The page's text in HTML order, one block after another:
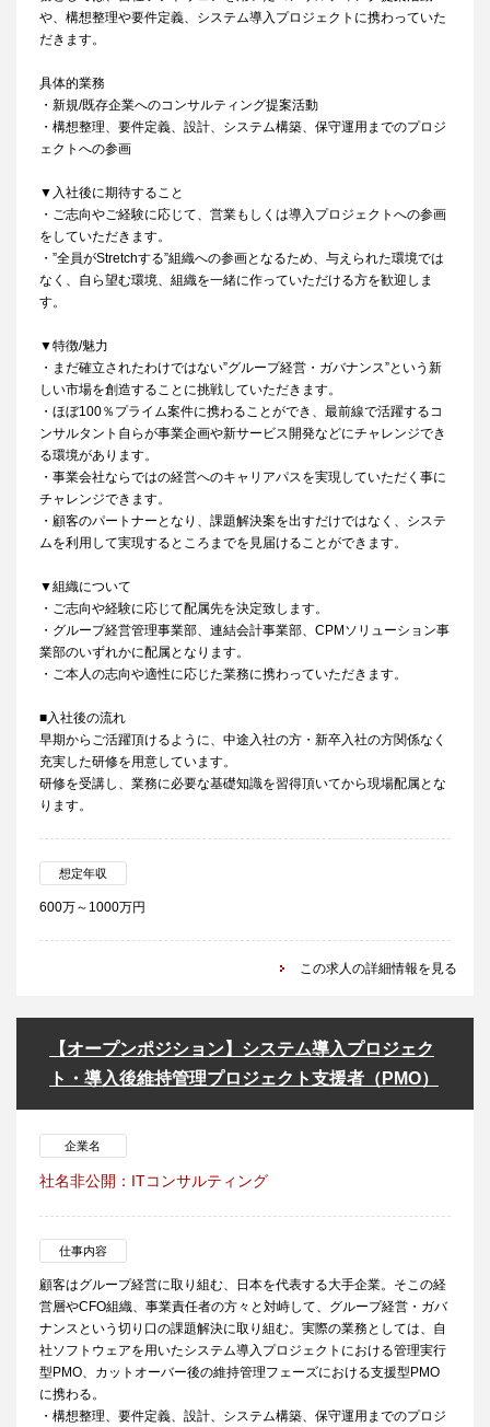
や、構想整理や要件定義、システム導入プロジェクトに携わっていた
だきます。
具体的業務
・新規/既存企業へのコンサルティング提案活動
・構想整理、要件定義、設計、システム構築、保守運用までのプロジ
ェクトへの参画
▼入社後に期待すること
・ご志向やご経験に応じて、営業もしくは導入プロジェクトへの参画
をしていただきます。
・”全員がStretchする”組織への参画となるため、与えられた環境では
なく、自ら望む環境、組織を一緒に作っていただける方を歓迎しま
す。
▼特徴/魅力
・まだ確立されたわけではない”グループ経営・ガバナンス”という新
しい市場を創造することに挑戦していただきます。
・ほぼ100％プライム案件に携わることができ、最前線で活躍するコ
ンサルタント自らが事業企画や新サービス開発などにチャレンジでき
る環境があります。
・事業会社ならではの経営へのキャリアパスを実現していただく事に
チャレンジできます。
・顧客のパートナーとなり、課題解決案を出すだけではなく、システ
ムを利用して実現するところまでを見届けることができます。
▼組織について
・ご志向や経験に応じて配属先を決定致します。
・グループ経営管理事業部、連結会計事業部、CPMソリューション事
業部のいずれかに配属となります。
・ご本人の志向や適性に応じた業務に携わっていただきます。
■入社後の流れ
早期からご活躍頂けるように、中途入社の方・新卒入社の方関係なく
充実した研修を用意しています。
研修を受講し、業務に必要な基礎知識を習得頂いてから現場配属とな
ります。
想定年収
600万～1000万円
この求人の詳細情報を見る
【オープンポジション】システム導入プロジェク
ト・導入後維持管理プロジェクト支援者（PMO）
企業名
社名非公開：ITコンサルティング
仕事内容
顧客はグループ経営に取り組む、日本を代表する大手企業。そこの経
営層やCFO組織、事業責任者の方々と対峙して、グループ経営・ガバ
ナンスという切り口の課題解決に取り組む。実際の業務としては、自
社ソフトウェアを用いたシステム導入プロジェクトにおける管理実行
型PMO、カットオーバー後の維持管理フェーズにおける支援型PMO
に携わる。
・構想整理、要件定義、設計、システム構築、保守運用までのプロジ